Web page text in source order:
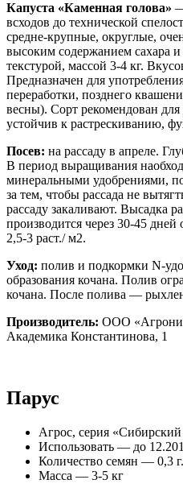
Капуста «Каменная голова»
всходов до технической
средне-крупные, округлые,
высоким содержанием сахара
текстурой, массой 3-4 кг.
Предназначен для
переработки, позднего
весны). Сорт рекомендован для
устойчив к растрескиванию,
Посев: на рассаду в апреле.
В период выращивания
минеральными удобрениями,
за тем, чтобы рассада не
рассаду закаливают. Высадка
производится через 30-45
2,5-3 раст./ м2.
Уход: полив и подкормки N-
образования кочана. Полив
кочана. После полива —
Производитель: ООО
Академика Константинова, 1
Парус
Агрос, серия «Сибирский
Использовать — до
Количество семян — 0,3 г.
Масса — 3-5 кг